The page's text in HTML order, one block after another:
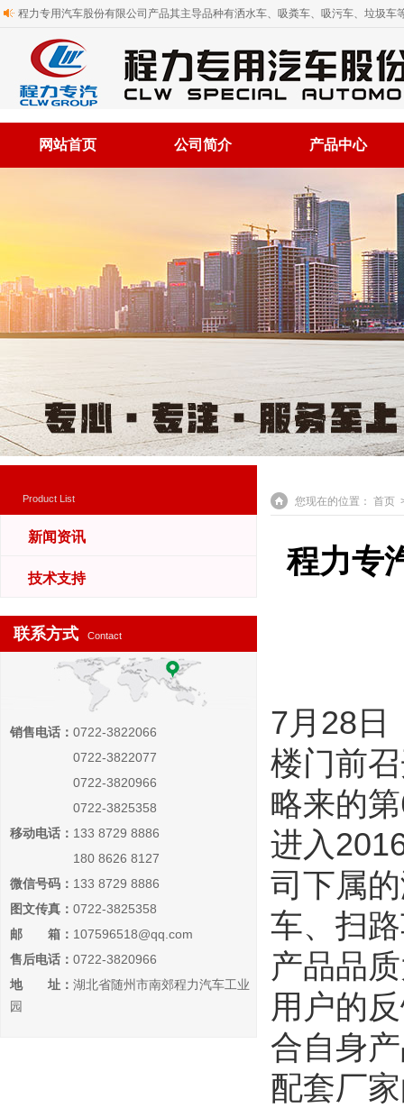
程力专用汽车股份有限公司产品其主导品种有洒水车、吸粪车、吸污车、垃圾车
网站首页 公司简介 产品中心
Product List
新闻资讯
技术支持
联系方式 Contact
销售电话： 0722-3822066
0722-3822077
0722-3820966
0722-3825358
移动电话： 133 8729 8886
180 8626 8127
微信号码： 133 8729 8886
图文传真： 0722-3825358
邮 箱： 107596518@qq.com
售后电话： 0722-3820966
地 址： 湖北省随州市南郊程力汽车工业
园
您现在的位置： 首页
程力专
7月28日
楼门前
略来的
进入
司下属
车、扫
产品品
用户的
合自身
配套厂